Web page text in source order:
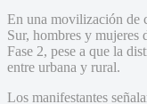
En una movilización de
Sur, hombres y mujeres
Fase 2, pese a que la
entre urbana y rural.
Los manifestantes